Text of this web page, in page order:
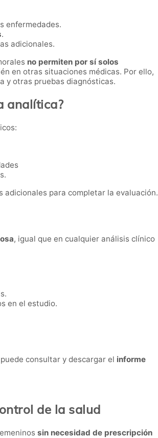
enfermedades.
.
adicionales.
no permiten por sí solos
en otras situaciones médicas. Por ello,
y otras pruebas diagnósticas.
analítica?
adicionales para completar la evaluación.
, igual que en cualquier análisis clínico
en el estudio.
consultar y descargar el informe
de la salud
sin necesidad de prescripción